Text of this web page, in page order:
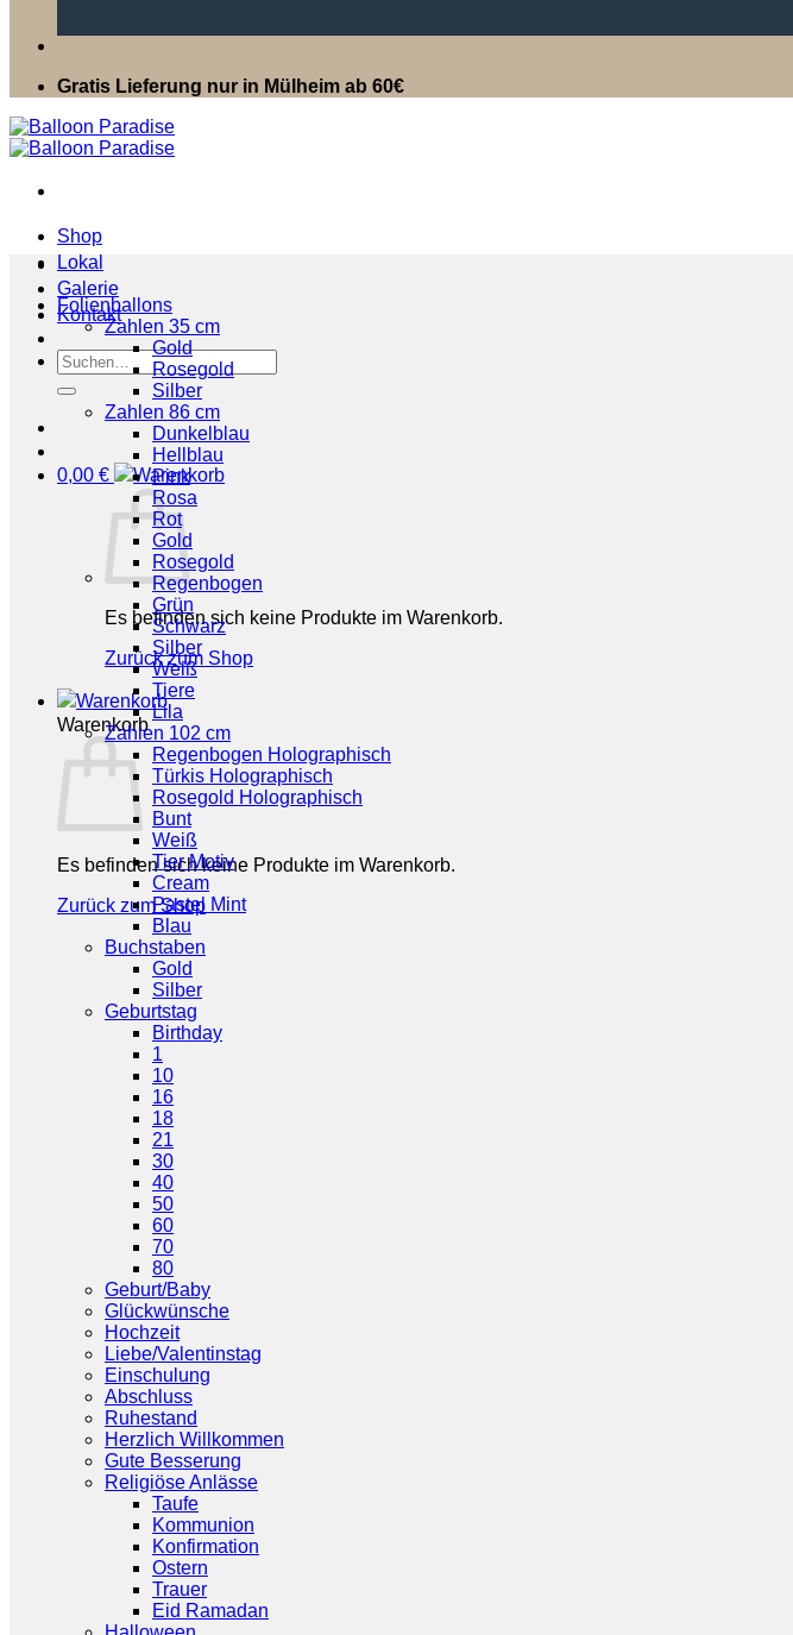
Gratis Lieferung nur in Mülheim ab 60€
Shop
Lokal
Galerie
Kontakt
Suchen
nach:
0,00 €
Es befinden sich keine Produkte im Warenkorb.
Zurück zum Shop
Warenkorb
Es befinden sich keine Produkte im Warenkorb.
Zurück zum Shop
Folienballons
Zahlen 35 cm
Gold
Rosegold
Silber
Zahlen 86 cm
Dunkelblau
Hellblau
Pink
Rosa
Rot
Gold
Rosegold
Regenbogen
Grün
Schwarz
Silber
Weiß
Tiere
Lila
Zahlen 102 cm
Regenbogen Holographisch
Türkis Holographisch
Rosegold Holographisch
Bunt
Weiß
Tier Motiv
Cream
Pastel Mint
Blau
Buchstaben
Gold
Silber
Geburtstag
Birthday
1
10
16
18
21
30
40
50
60
70
80
Geburt/Baby
Glückwünsche
Hochzeit
Liebe/Valentinstag
Einschulung
Abschluss
Ruhestand
Herzlich Willkommen
Gute Besserung
Religiöse Anlässe
Taufe
Kommunion
Konfirmation
Ostern
Trauer
Eid Ramadan